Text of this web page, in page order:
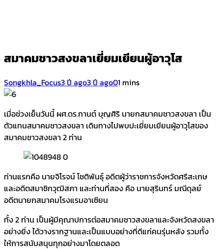
สมาคมชาวสงขลาเยี่ยมเยียนผู้อาวุโส
Songkhla_Focus3 ปี ago3 ปี ago01 mins
เมื่อช่วงเย็นวันนี้ ผศ.ดร.กานต์ บุญศิริ นายกสมาคมชาวสงขลา เป็น
ตัวแทนสมาคมชาวสงขลา เดินทางไปพบปะเยี่ยมเยียนผู้อาวุโสของ
สมาคมชาวสงขลา 2 ท่าน
ท่านแรกคือ นายจิโรจน์ โชติพันธุ์ อดีตผู้ว่าราชการจังหวัดศรีสะเกษ
และอดีตสมาชิกวุฒิสภา และท่านที่สอง คือ นายสุรินทร์ มณีดุลย์
อดีตนายกสมาคมโรงแรมอาเซียน
ทั้ง 2 ท่าน เป็นผู้มีคุณาปการต่อสมาคมชาวสงขลาและจังหวัดสงขลา
อย่างยิ่ง ได้วางรากฐานและเป็นแบบอย่างที่ดีแก่คนรุ่นหลัง รวมทั้ง
ให้การสนับสนุนทุกอย่างมาโดยตลอด